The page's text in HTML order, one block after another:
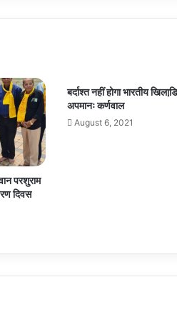
परशुराम
दिवस
बर्दाश्त नहीं होगा भारतीय
अपमानः कर्णवाल
August 6, 2021